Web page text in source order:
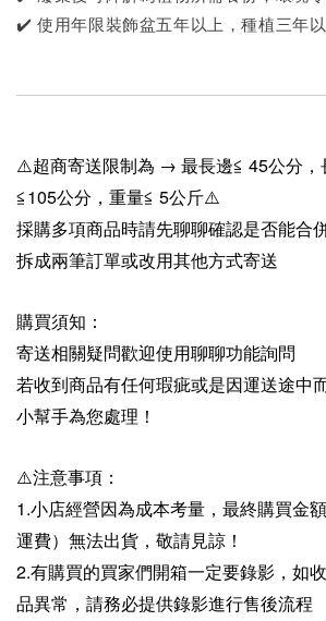
✔️ 使用年限裝飾盆五年以上，種植三年
⚠️超商寄送限制為 → 最長邊≦ 45公分，
≦105公分，重量≦ 5公斤⚠️
採購多項商品時請先聊聊確認是否能合
拆成兩筆訂單或改用其他方式寄送
購買須知：
寄送相關疑問歡迎使用聊聊功能詢問
若收到商品有任何瑕疵或是因運送途中
小幫手為您處理！
⚠️注意事項：
1.小店經營因為成本考量，最終購買金
運費）無法出貨，敬請見諒！
2.有購買的買家們開箱一定要錄影，如
品異常，請務必提供錄影進行售後流程